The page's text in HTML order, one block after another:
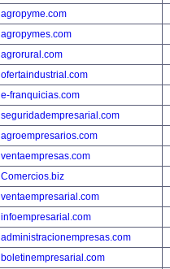
agropyme.com
agropymes.com
agrorural.com
ofertaindustrial.com
e-franquicias.com
seguridadempresarial.com
agroempresarios.com
ventaempresas.com
Comercios.biz
ventaempresarial.com
infoempresarial.com
administracionempresas.com
boletinempresarial.com